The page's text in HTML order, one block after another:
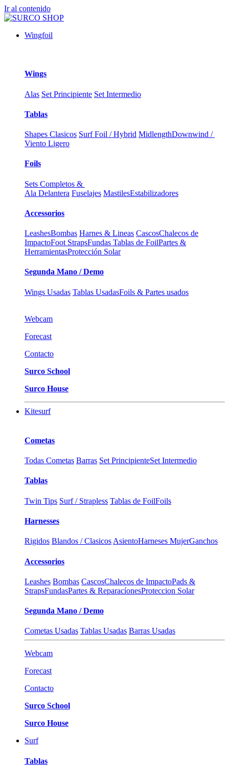
Ir al contenido
Wingfoil
Wings
Alas Set Principiente Set Intermedio
Tablas
Shapes Clasicos Surf Foil / Hybrid MidlengthDownwind /
Viento Ligero
Foils
Sets Completos &
Ala Delantera Fuselajes MastilesEstabilizadores
Accessorios
LeashesBombas Harnes & Lineas CascosChalecos de
ImpactoFoot StrapsFundas Tablas de FoilPartes &
HerramientasProtección Solar
Segunda Mano / Demo
Wings Usadas Tablas UsadasFoils & Partes usados
Webcam
Forecast
Contacto
Surco School
Surco House
Kitesurf
Cometas
Todas Cometas Barras Set PrincipienteSet Intermedio
Tablas
Twin Tips Surf / Strapless Tablas de FoilFoils
Harnesses
Rigidos Blandos / Clasicos AsientoHarneses MujerGanchos
Accessorios
Leashes Bombas CascosChalecos de ImpactoPads &
StrapsFundasPartes & ReparacíonesProteccion Solar
Segunda Mano / Demo
Cometas Usadas Tablas Usadas Barras Usadas
Webcam
Forecast
Contacto
Surco School
Surco House
Surf
Tablas